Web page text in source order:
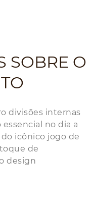
SOBRE O
divisões internas
no dia a
icônico jogo de
de
design